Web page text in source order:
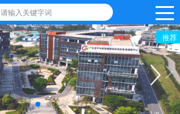
请输入关键字词
推荐